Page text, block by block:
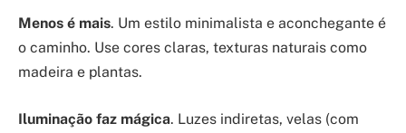
Menos é mais. Um estilo minimalista e aconchegante é
o caminho. Use cores claras, texturas naturais como
madeira e plantas.
Iluminação faz mágica. Luzes indiretas, velas (com